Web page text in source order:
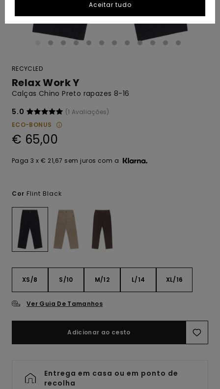
RECYCLED
Relax Work Y
Calças Chino Preto rapazes 8-16
5.0
(1 Avaliações)
ECO-BONUS
€ 65,00
Paga 3 x € 21,67 sem juros com a
Cor Flint Black
XS/8 S/10 M/12 L/14 XL/16
Ver Guia De Tamanhos
Adicionar ao cesto
Entrega em casa ou em ponto de
recolha
Aceitar tudo